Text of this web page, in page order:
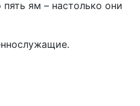
ям – настолько они